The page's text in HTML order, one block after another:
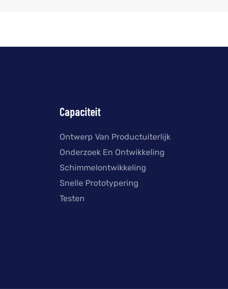
Capaciteit
Ontwerp Van Productuiterlijk
Onderzoek En Ontwikkeling
Schimmelontwikkeling
Snelle Prototypering
Testen